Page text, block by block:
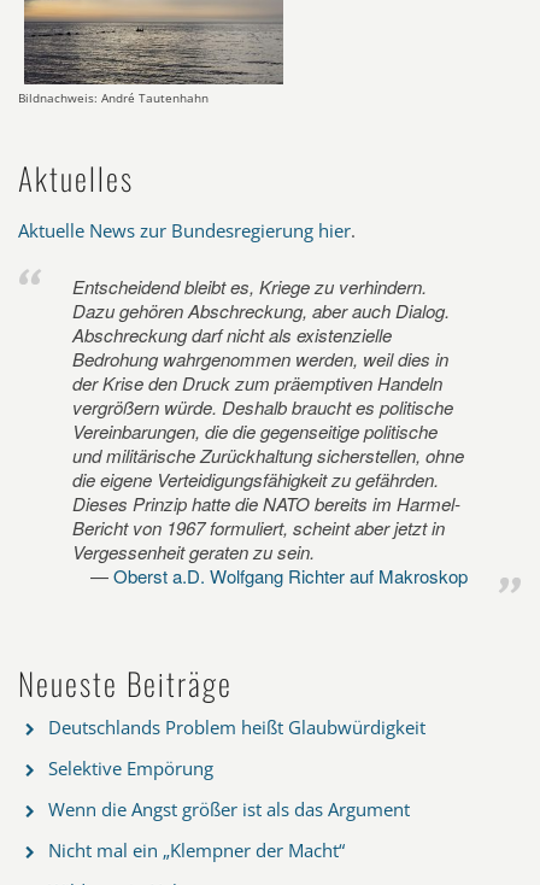
Bildnachweis: André Tautenhahn
Aktuelles
Aktuelle News zur Bundesregierung hier.
Entscheidend bleibt es, Kriege zu verhindern.
Dazu gehören Abschreckung, aber auch Dialog.
Abschreckung darf nicht als existenzielle
Bedrohung wahrgenommen werden, weil dies in
der Krise den Druck zum präemptiven Handeln
vergrößern würde. Deshalb braucht es politische
Vereinbarungen, die die gegenseitige politische
und militärische Zurückhaltung sicherstellen, ohne
die eigene Verteidigungsfähigkeit zu gefährden.
Dieses Prinzip hatte die NATO bereits im Harmel-
Bericht von 1967 formuliert, scheint aber jetzt in
Vergessenheit geraten zu sein.
Oberst a.D. Wolfgang Richter auf Makroskop
Neueste Beiträge
Deutschlands Problem heißt Glaubwürdigkeit
Selektive Empörung
Wenn die Angst größer ist als das Argument
Nicht mal ein „Klempner der Macht“